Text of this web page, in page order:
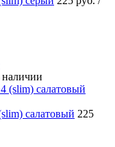
салатовый 225